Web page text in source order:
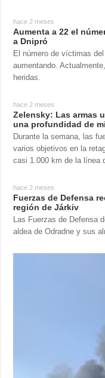
hace 2 meses
Aumenta a 22 el
a Dnipró
El número de víctimas
aumentando.
heridas.
hace 2 meses
Zelensky: Las armas
una profundidad de
Durante la semana, las
varios objetivos en la
casi 1.000 km de la línea
hace 2 meses
Fuerzas de Defensa
región de Járkiv
Las Fuerzas de Defensa
aldea de Odradne y sus